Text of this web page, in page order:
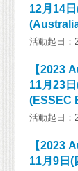
12月14
活動起日：
【2023
11月23
(ESSEC
活動起日：
【2023
11月9日